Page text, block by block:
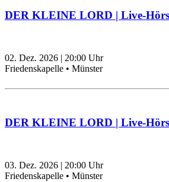
DER KLEINE LORD | Live-
02. Dez. 2026 | 20:00 Uhr
Friedenskapelle • Münster
DER KLEINE LORD | Live-
03. Dez. 2026 | 20:00 Uhr
Friedenskapelle • Münster